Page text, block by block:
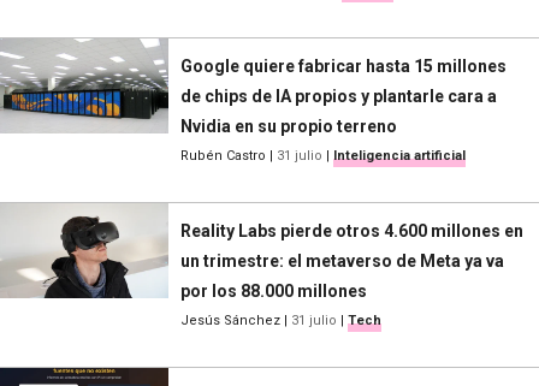
Google quiere fabricar hasta 15 millones
de chips de IA propios y plantarle cara a
Nvidia en su propio terreno
Rubén Castro | 31 julio | Inteligencia artificial
Reality Labs pierde otros 4.600 millones en
un trimestre: el metaverso de Meta ya va
por los 88.000 millones
Jesús Sánchez | 31 julio | Tech